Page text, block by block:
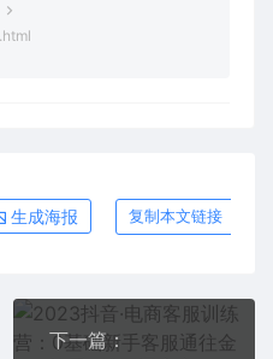
生成海报 复制本文链接
下一篇：